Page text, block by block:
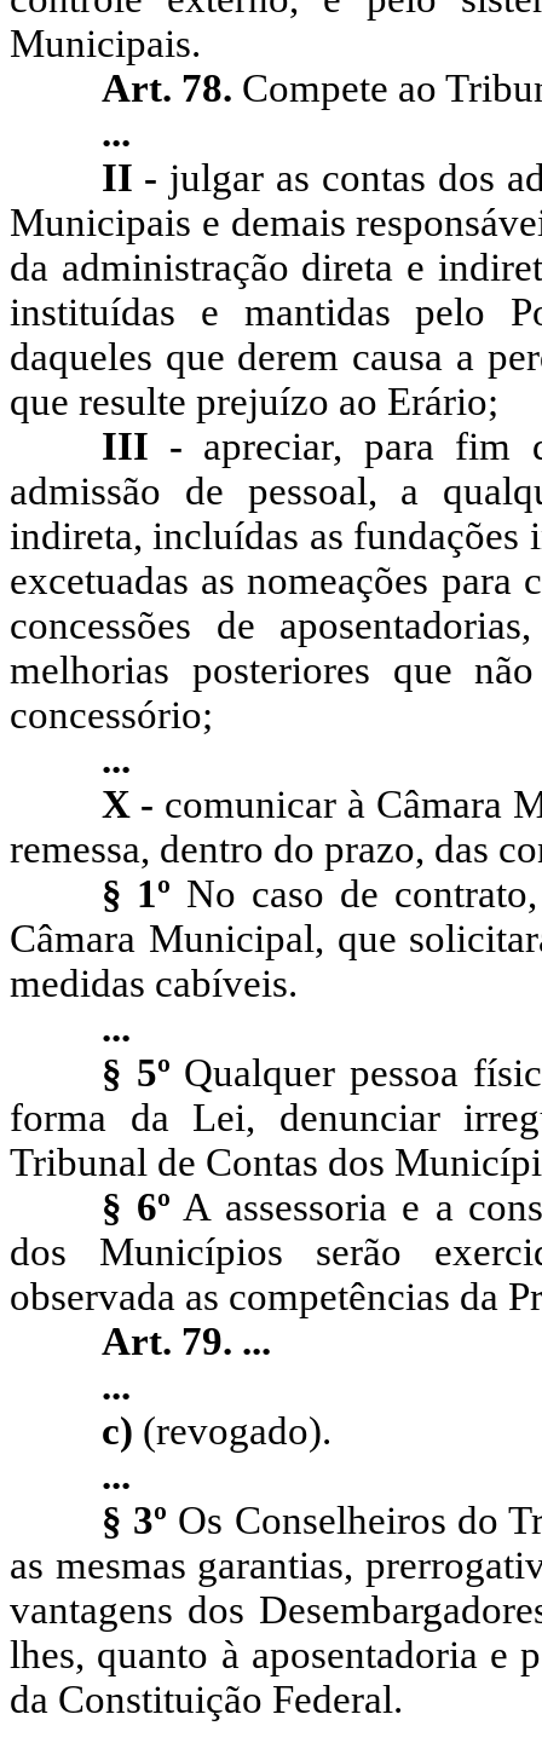
Municipais.
Art. 78. Compete ao
...
II - julgar as contas dos
Municipais e demais
da administração direta e
instituídas e mantidas pelo
daqueles que derem causa a
que resulte prejuízo ao Erário;
III - apreciar, para fim
admissão de pessoal, a
indireta, incluídas as
excetuadas as nomeações
concessões de
melhorias posteriores que
concessório;
...
X - comunicar à Câmara
remessa, dentro do prazo, das
§ 1º No caso de
Câmara Municipal, que
medidas cabíveis.
...
§ 5º Qualquer pessoa
forma da Lei, denunciar
Tribunal de Contas dos
§ 6º A assessoria e a
dos Municípios serão
observada as competências da
Art. 79. ...
...
c) (revogado).
...
§ 3º Os Conselheiros do
as mesmas garantias,
vantagens dos
lhes, quanto à aposentadoria e
da Constituição Federal.